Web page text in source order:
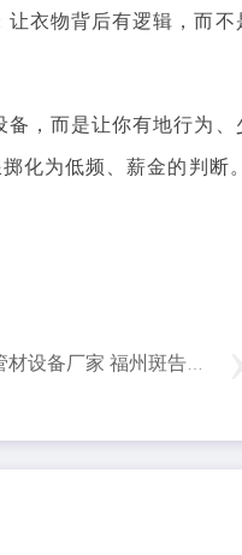
衣物背后有逻辑，而不
，而是让你有地行为、
化为低频、薪金的判断。
州斑告别斑，重现年青光彩业淡斑，肌肤焕新